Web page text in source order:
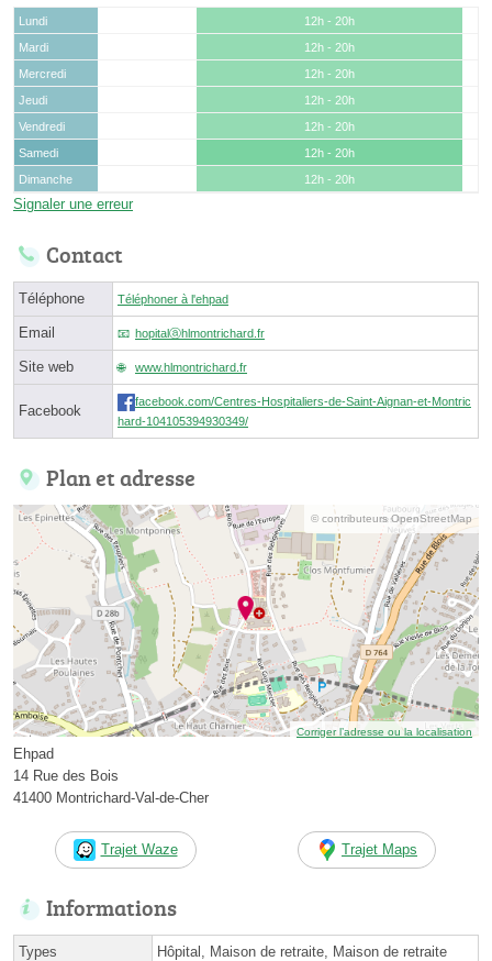
Lundi
12h - 20h
Mardi
12h - 20h
Mercredi
12h - 20h
Jeudi
12h - 20h
Vendredi
12h - 20h
Samedi
12h - 20h
Dimanche
12h - 20h
Signaler une erreur
Contact
Téléphone Téléphoner à l'ehpad
Email hopitalⓐhlmontrichard.fr
Site web www.hlmontrichard.fr
Facebook
facebook.com/Centres-Hospitaliers-de-Saint-Aignan-et-Montric
hard-104105394930349/
Plan et adresse
© contributeurs OpenStreetMap
Corriger l’adresse ou la localisation
Ehpad
14 Rue des Bois
41400 Montrichard-Val-de-Cher
Trajet Waze Trajet Maps
Informations
Types
Hôpital, Maison de retraite, Maison de retraite